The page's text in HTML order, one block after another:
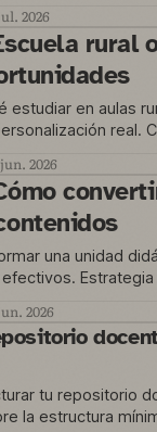
2026
rural
estudiar en aulas
real.
2026
una unidad
Estrategia
2026
tu repositorio
la estructura